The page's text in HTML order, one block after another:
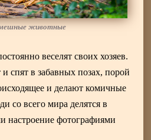
животные
веселят своих хозяев.
спят в забавных позах, порой
и делают комичные
со всего мира делятся в
настроение фотографиями